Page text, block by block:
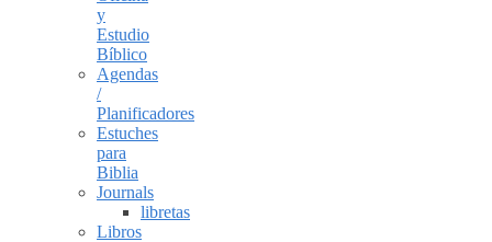
y
Estudio
Bíblico
Agendas
/
Planificadores
Estuches
para
Biblia
Journals
libretas
Libros